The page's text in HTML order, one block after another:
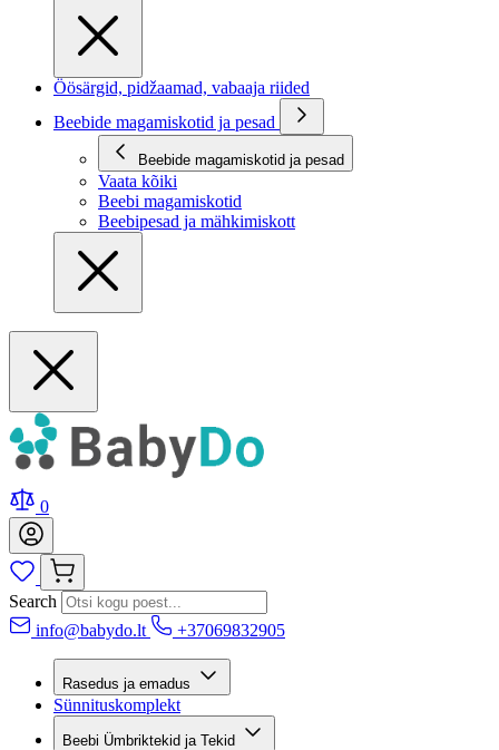
Öösärgid, pidžaamad, vabaaja riided
Beebide magamiskotid ja pesad
Beebide magamiskotid ja pesad
Vaata kõiki
Beebi magamiskotid
Beebipesad ja mähkimiskott
0
Search
info@babydo.lt
+37069832905
Rasedus ja emadus
Sünnituskomplekt
Beebi Ümbriktekid ja Tekid